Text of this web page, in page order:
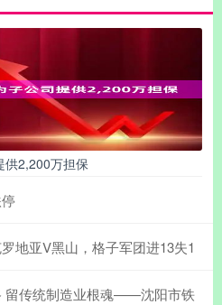
供2,200万担保
地亚V黑山，格子军团进13失1
留传统制造业根魂——沈阳市铁